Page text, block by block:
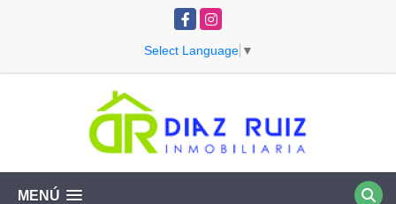
FacebookInstagram
Select Language ▼
MENÚ